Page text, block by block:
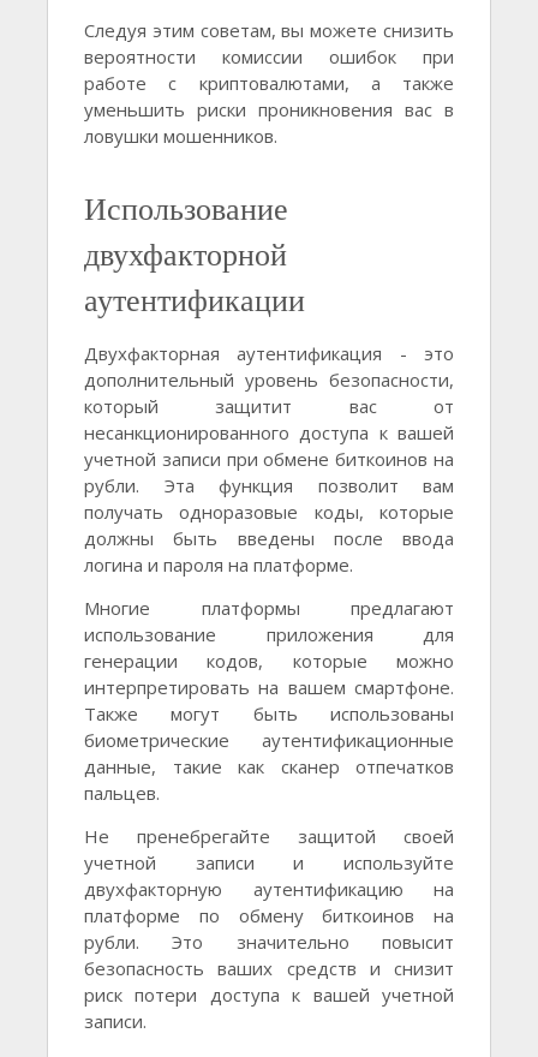
Следуя этим советам, вы можете снизить
вероятности комиссии ошибок при
работе с криптовалютами, а также
уменьшить риски проникновения вас в
ловушки мошенников.
Использование
двухфакторной
аутентификации
Двухфакторная аутентификация - это
дополнительный уровень безопасности,
который защитит вас от
несанкционированного доступа к вашей
учетной записи при обмене биткоинов на
рубли. Эта функция позволит вам
получать одноразовые коды, которые
должны быть введены после ввода
логина и пароля на платформе.
Многие платформы предлагают
использование приложения для
генерации кодов, которые можно
интерпретировать на вашем смартфоне.
Также могут быть использованы
биометрические аутентификационные
данные, такие как сканер отпечатков
пальцев.
Не пренебрегайте защитой своей
учетной записи и используйте
двухфакторную аутентификацию на
платформе по обмену биткоинов на
рубли. Это значительно повысит
безопасность ваших средств и снизит
риск потери доступа к вашей учетной
записи.